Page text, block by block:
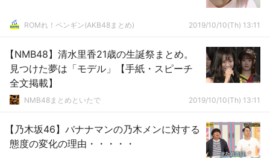
ROMれ！ペンギン(AKB48まとめ) 2019/10/10(Th) 13:11
【NMB48】清水里香21歳の生誕祭まとめ。
見つけた夢は「モデル」【手紙・スピーチ
全文掲載】
NMB48まとめといたで 2019/10/10(Th) 13:11
【乃木坂46】バナナマンの乃木メンに対する
態度の変化の理由・・・・・